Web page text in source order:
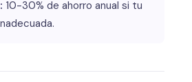
10-30% de ahorro anual si tu